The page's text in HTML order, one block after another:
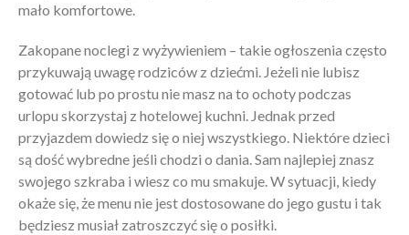
mało komfortowe.
Zakopane noclegi z wyżywieniem – takie ogłoszenia często
przykuwają uwagę rodziców z dziećmi. Jeżeli nie lubisz
gotować lub po prostu nie masz na to ochoty podczas
urlopu skorzystaj z hotelowej kuchni. Jednak przed
przyjazdem dowiedz się o niej wszystkiego. Niektóre dzieci
są dość wybredne jeśli chodzi o dania. Sam najlepiej znasz
swojego szkraba i wiesz co mu smakuje. W sytuacji, kiedy
okaże się, że menu nie jest dostosowane do jego gustu i tak
będziesz musiał zatroszczyć się o posiłki.